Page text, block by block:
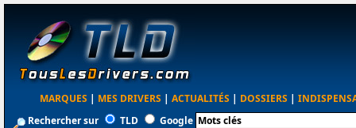
MARQUES | MES DRIVERS | ACTUALITÉS | DOSSIERS |
Rechercher sur
TLD Google